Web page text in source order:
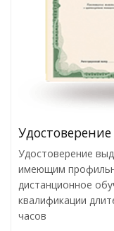
Удостоверение
имеющим
дистанционное
квалификации
часов